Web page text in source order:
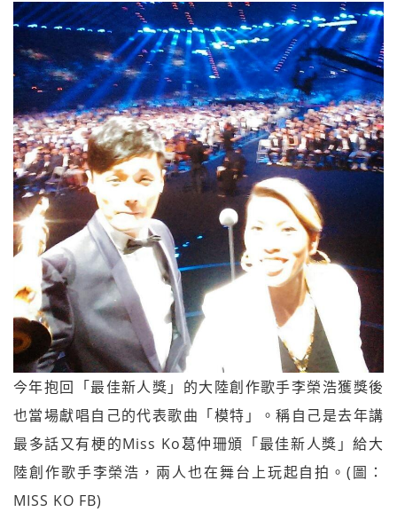
今年抱回「最佳新人獎」的大陸創作歌手李榮浩獲獎後
也當場獻唱自己的代表歌曲「模特」。稱自己是去年講
最多話又有梗的Miss Ko葛仲珊頒「最佳新人獎」給大
陸創作歌手李榮浩，兩人也在舞台上玩起自拍。(圖：
MISS KO FB)